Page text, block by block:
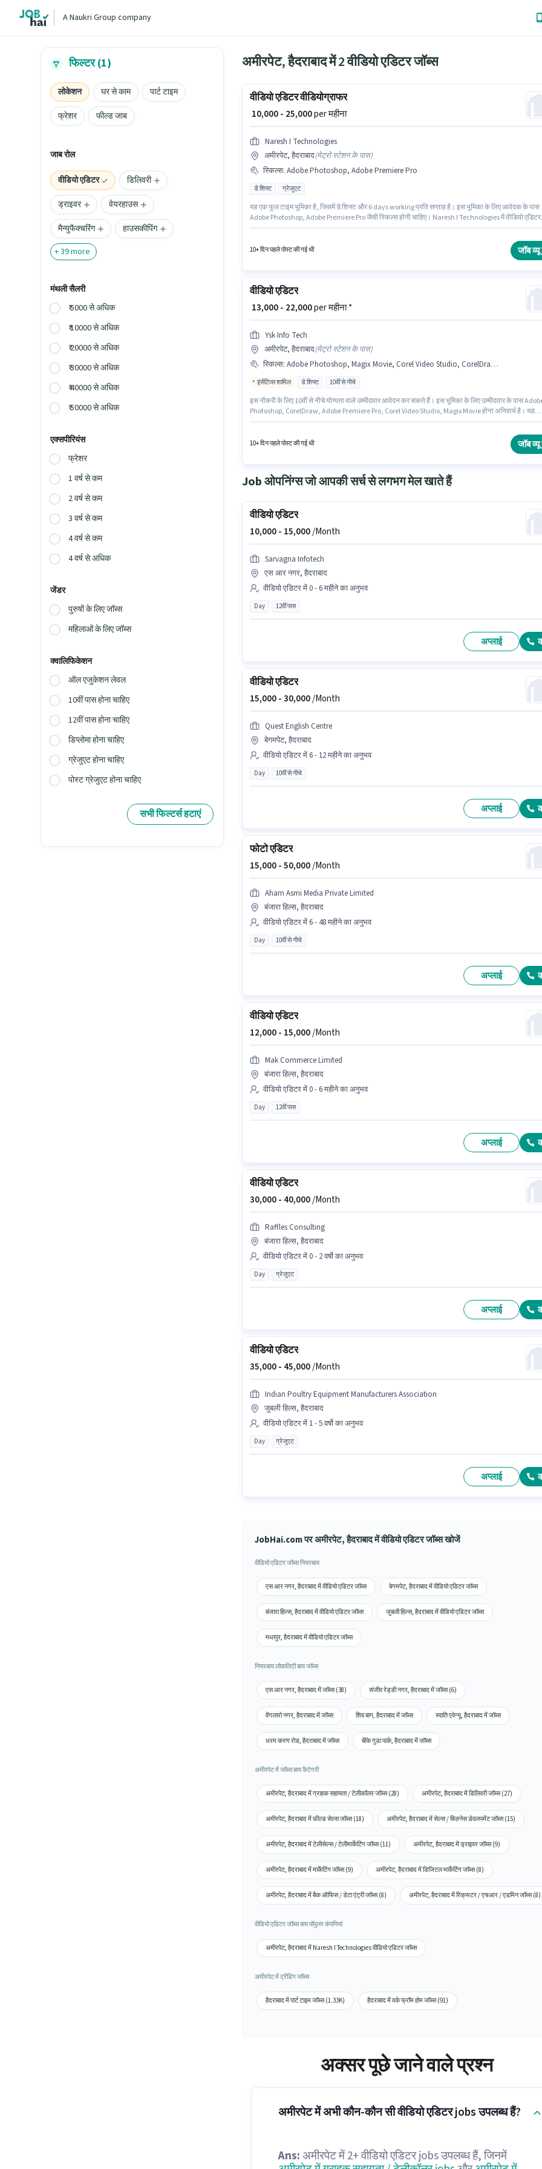
A Naukri Group company
फिल्टर (1)
लोकेशन घर से काम
पार्ट टाइम
फ्रेशर
फील्ड जाब
जाब रोल
वीडियो एडिटर
डिलिवरी
ड्राइवर
वेयरहाउस
मैन्युफैक्चरिंग
हाउसकीपिंग
+39more
मंथली सैलरी
₹ 5000 से अधिक
₹ 10000 से अधिक
₹ 20000 से अधिक
₹ 30000 से अधिक
₹ 40000 से अधिक
₹ 50000 से अधिक
एक्सपीरियंस
फ्रेशर
1 वर्ष से कम
2 वर्ष से कम
3 वर्ष से कम
4 वर्ष से कम
4 वर्ष से अधिक
जेंडर
पुरुषों के लिए जॉब्स
महिलाओं के लिए जॉब्स
क्वालिफिकेशन
ऑल एजुकेशन लेवल
10वीं पास होना चाहिए
12वीं पास होना चाहिए
डिप्लोमा होना चाहिए
ग्रेजुएट होना चाहिए
पोस्ट ग्रेजुएट होना चाहिए
सभी फिल्टर्स हटाएं
अमीरपेट, हैदराबाद में 2 वीडियो एडिटर जॉब्स
वीडियो एडिटर वीडियोग्राफर
₹ 10,000 - 25,000per महीना
Naresh I Technologies
अमीरपेट, हैदराबाद(मेट्रो स्टेशन के पास)
स्किल्स: Adobe Photoshop, Adobe Premiere Pro
डे शिफ्ट ग्रेजुएट
यह एक फुल टाइम भूमिका है, जिसमें डे शिफ्ट और 6 days working प्रति सप्ताह है। इस भूमिका के लिए आवेदक के पास
Adobe Photoshop, Adobe Premiere Pro जैसी स्किल्स होनी चाहिए। Naresh I Technologies में वीडियो एडिटर
10+ दिन पहले पोस्ट की गई थी जॉब
वीडियो एडिटर
₹ 13,000 - 22,000per महीना *
Ysk Info Tech
अमीरपेट, हैदराबाद(मेट्रो स्टेशन के पास)
स्किल्स: Adobe Photoshop, Magix Movie, Corel Video Studio, CorelDraw, Adobe Premiere Pro
इंसेंटिव्स शामिल डे शिफ्ट 10वीं से नीचे
इस नौकरी के लिए 10वीं से नीचे योग्यता वाले उम्मीदवार आवेदन कर सकते हैं। इस भूमिका के लिए उम्मीदवार के पास
Photoshop, CorelDraw, Adobe Premiere Pro, Corel Video Studio, Magix Movie होना अनिवार्य है। यह
है।
10+ दिन पहले पोस्ट की गई थी जॉब
Job ओपनिंग्स जो आपकी सर्च से लगभग मेल खाते हैं
वीडियो एडिटर
10,000 - 15,000/Month
Sarvagna Infotech
एस आर नगर, हैदराबाद
वीडियो एडिटर में 0 - 6 महीने का अनुभव
Day 12वीं पास
अप्लाई
वीडियो एडिटर
15,000 -30,000/Month
Quest English Centre
बेगमपेट, हैदराबाद
वीडियो एडिटर में 6 - 12 महीने का अनुभव
Day 10वीं से नीचे
अप्लाई
फोटो एडिटर
15,000 -50,000/Month
Aham Asmi Media Private Limited
बंजारा हिल्स, हैदराबाद
वीडियो एडिटर में 6 - 48 महीने का अनुभव
Day 10वीं से नीचे
अप्लाई
वीडियो एडिटर
12,000 - 15,000/Month
Mak Commerce Limited
बंजारा हिल्स, हैदराबाद
वीडियो एडिटर में 0 - 6 महीने का अनुभव
Day 12वीं पास
अप्लाई
वीडियो एडिटर
30,000 - 40,000/Month
Raffles Consulting
बंजारा हिल्स, हैदराबाद
वीडियो एडिटर में 0 - 2 वर्षो का अनुभव
Day ग्रेजुएट
अप्लाई
वीडियो एडिटर
35,000 - 45,000/Month
Indian Poultry Equipment Manufacturers Association
जुबली हिल्स, हैदराबाद
वीडियो एडिटर में 1 - 5 वर्षो का अनुभव
Day ग्रेजुएट
अप्लाई
JobHai.com पर अमीरपेट, हैदराबाद में वीडियो एडिटर जॉब्स खोजें
वीडियो एडिटर जॉब्स नियरबाय
एस आर नगर, हैदराबाद में वीडियो एडिटर जॉब्स बेगमपेट, हैदराबाद में वीडियो एडिटर जॉब्स
बंजारा हिल्स, हैदराबाद में वीडियो एडिटर जॉब्स जुबली हिल्स, हैदराबाद में वीडियो एडिटर जॉब्स
मधापुर, हैदराबाद में वीडियो एडिटर जॉब्स
नियरबाय लोकलिटी बाय जॉब्स
एस आर नगर, हैदराबाद में जॉब्स (38) संजीव रेड्डी नगर, हैदराबाद में जॉब्स (6)
वेंगलारो नगर, हैदराबाद में जॉब्स शिव बाग, हैदराबाद में जॉब्स स्वाति एवेन्यू, हैदराबाद में जॉब्स
धरम करण रोड, हैदराबाद में जॉब्स बीके गुडा पार्क, हैदराबाद में जॉब्स
अमीरपेट में जॉब्स बाय कैटेगरी
अमीरपेट, हैदराबाद में ग्राहक सहायता / टेलीकॉलर जॉब्स (28) अमीरपेट, हैदराबाद में डिलिवरी जॉब्स (27)
अमीरपेट, हैदराबाद में फ़ील्ड सेल्स जॉब्स (18) अमीरपेट, हैदराबाद में सेल्स / बिज़नेस डेवलपमेंट जॉब्स (15)
अमीरपेट, हैदराबाद में टेलीसेल्स / टेलीमार्केटिंग जॉब्स (11) अमीरपेट, हैदराबाद में ड्राइवर जॉब्स (9)
अमीरपेट, हैदराबाद में मार्केटिंग जॉब्स (9) अमीरपेट, हैदराबाद में डिजिटल मार्केटिंग जॉब्स (8)
अमीरपेट, हैदराबाद में बैक ऑफिस / डेटा एंट्री जॉब्स (8) अमीरपेट, हैदराबाद में रिक्रूटर / एचआर / एडमिन जॉब्स (8)
वीडियो एडिटर जॉब्स बाय पॉपुलर कंपनियां
अमीरपेट, हैदराबाद में Naresh I Technologies वीडियो एडिटर जॉब्स
अमीरपेट में ट्रेंडिंग जॉब्स
हैदराबाद में पार्ट टाइम जॉब्स (1.33K) हैदराबाद में वर्क फ्रॉम होम जॉब्स (91)
अक्सर पूछे जाने वाले प्रश्न
अमीरपेट में अभी कौन-कौन सी वीडियो एडिटर jobs उपलब्ध हैं?
Ans:अमीरपेट में 2+ वीडियो एडिटर jobs उपलब्ध हैं, जिनमें